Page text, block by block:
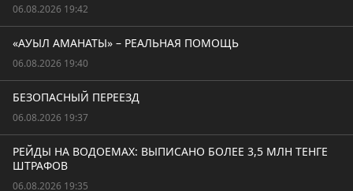
06.08.2026 19:42
«АУЫЛ АМАНАТЫ» – РЕАЛЬНАЯ ПОМОЩЬ
06.08.2026 19:40
БЕЗОПАСНЫЙ ПЕРЕЕЗД
06.08.2026 19:37
РЕЙДЫ НА ВОДОЕМАХ: ВЫПИСАНО БОЛЕЕ 3,5 МЛН ТЕНГЕ
ШТРАФОВ
06.08.2026 19:35